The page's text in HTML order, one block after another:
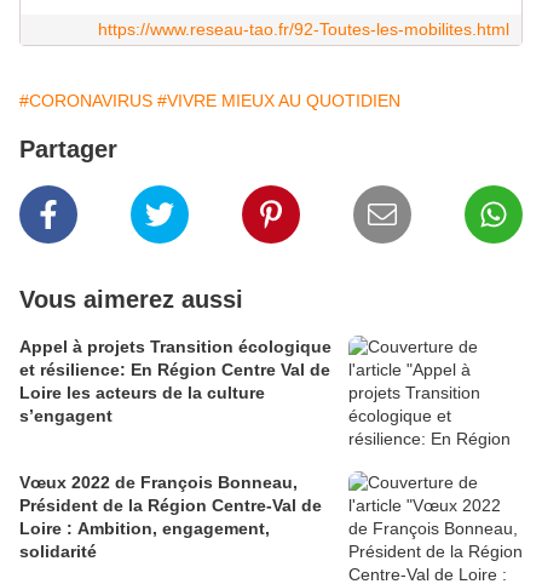
https://www.reseau-tao.fr/92-Toutes-les-mobilites.html
#CORONAVIRUS #VIVRE MIEUX AU QUOTIDIEN
Partager
Vous aimerez aussi
Appel à projets Transition écologique
et résilience: En Région Centre Val de
Loire les acteurs de la culture
s’engagent
Vœux 2022 de François Bonneau,
Président de la Région Centre-Val de
Loire : Ambition, engagement,
solidarité